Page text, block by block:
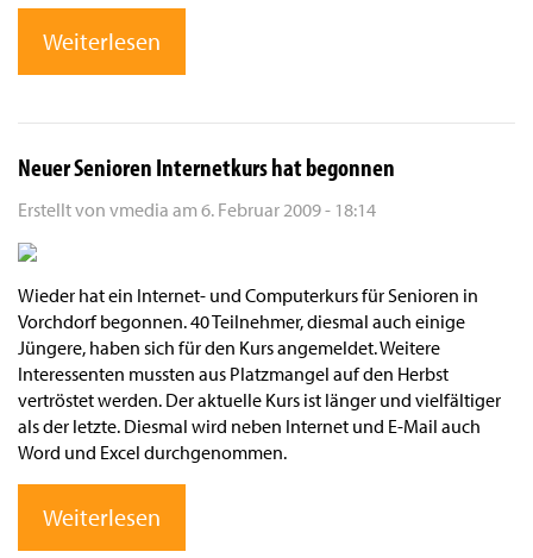
Weiterlesen
Neuer Senioren Internetkurs hat begonnen
Erstellt von vmedia am 6. Februar 2009 - 18:14
Wieder hat ein Internet- und Computerkurs für Senioren in
Vorchdorf begonnen. 40 Teilnehmer, diesmal auch einige
Jüngere, haben sich für den Kurs angemeldet. Weitere
Interessenten mussten aus Platzmangel auf den Herbst
vertröstet werden. Der aktuelle Kurs ist länger und vielfältiger
als der letzte. Diesmal wird neben Internet und E-Mail auch
Word und Excel durchgenommen.
Weiterlesen